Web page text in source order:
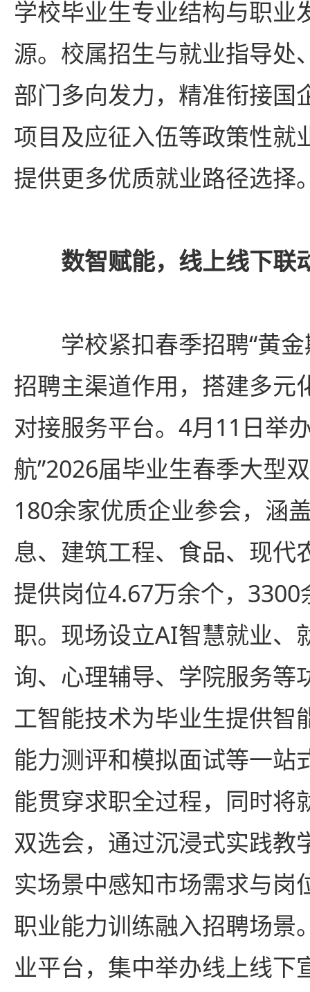
学校毕业生专业结构与职业
源。校属招生与就业指导处
部门多向发力，精准衔接国
项目及应征入伍等政策性就
提供更多优质就业路径选择
数智赋能，线上线下联
学校紧扣春季招聘“黄
招聘主渠道作用，搭建多元
对接服务平台。4月11日举
航”2026届毕业生春季大型
180余家优质企业参会，涵
息、建筑工程、食品、现代
提供岗位4.67万余个，
职。现场设立AI智慧就业、
询、心理辅导、学院服务等
工智能技术为毕业生提供智
能力测评和模拟面试等一站
能贯穿求职全过程，同时将
双选会，通过沉浸式实践教
实场景中感知市场需求与岗
职业能力训练融入招聘场景
业平台，集中举办线上线下